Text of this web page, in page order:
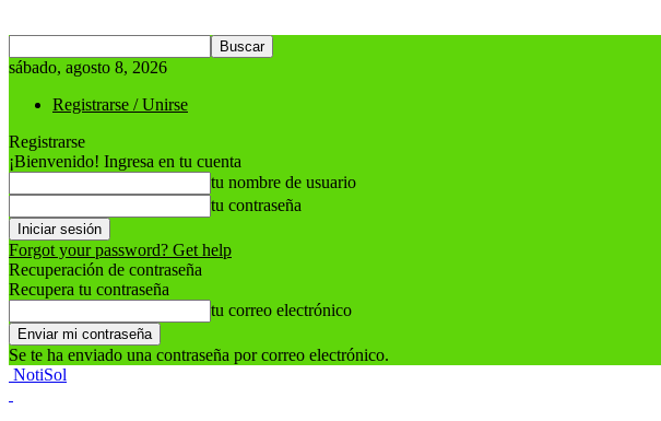
sábado, agosto 8, 2026
Registrarse / Unirse
Registrarse
¡Bienvenido! Ingresa en tu cuenta
tu nombre de usuario
tu contraseña
Forgot your password? Get help
Recuperación de contraseña
Recupera tu contraseña
tu correo electrónico
Se te ha enviado una contraseña por correo electrónico.
NotiSol